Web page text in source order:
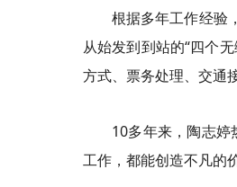
根据多年工作经验
从始发到到站的“四个
方式、票务处理、交通
10多年来，陶志
工作，都能创造不凡的